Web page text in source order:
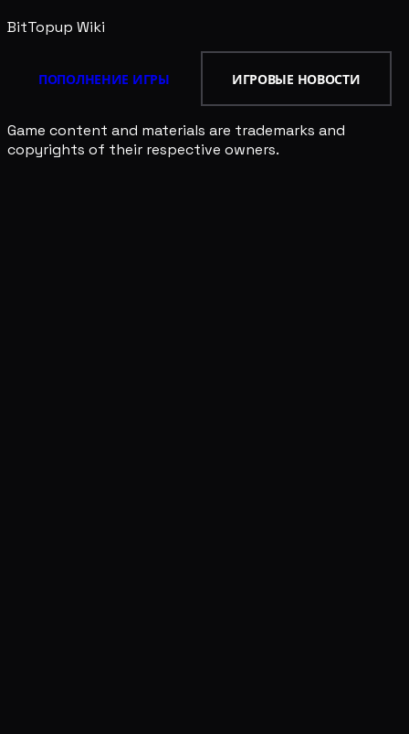
BitTopup Wiki
ПОПОЛНЕНИЕ ИГРЫ ИГРОВЫЕ НОВОСТИ
Game content and materials are trademarks and
copyrights of their respective owners.